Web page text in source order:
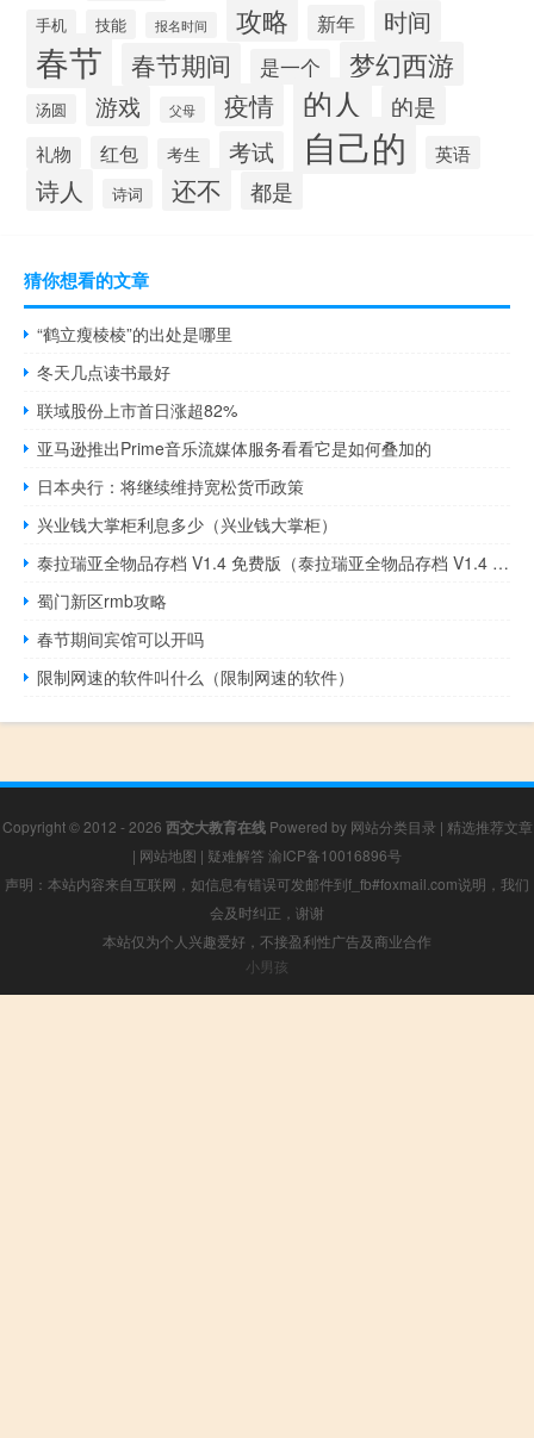
手机 技能 报名时间 攻略 新年 时间
春节 春节期间 是一个 梦幻西游
汤圆 游戏 父母 疫情 的人 的是
礼物 红包 考生 考试 自己的 英语
诗人 诗词 还不 都是
猜你想看的文章
“鹤立瘦棱棱”的出处是哪里
冬天几点读书最好
联域股份上市首日涨超82%
亚马逊推出Prime音乐流媒体服务看看它是如何叠加的
日本央行：将继续维持宽松货币政策
兴业钱大掌柜利息多少（兴业钱大掌柜）
泰拉瑞亚全物品存档 V1.4 免费版（泰拉瑞亚全物品存档 V1.4 免费版功能简介）
蜀门新区rmb攻略
春节期间宾馆可以开吗
限制网速的软件叫什么（限制网速的软件）
Copyright © 2012 - 2026 西交大教育在线Powered by 网站分类目录 | 精选推荐文章
| 网站地图 | 疑难解答 渝ICP备10016896号
声明：本站内容来自互联网，如信息有错误可发邮件到f_fb#foxmail.com说明，我们
会及时纠正，谢谢
本站仅为个人兴趣爱好，不接盈利性广告及商业合作
小男孩